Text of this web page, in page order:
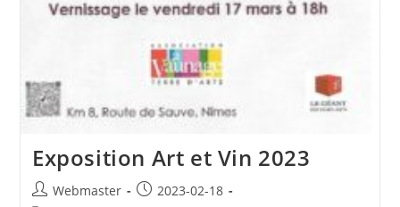
Exposition Art et Vin 2023
Auteur/autrice
Webmaster
Publication
2023-02-18